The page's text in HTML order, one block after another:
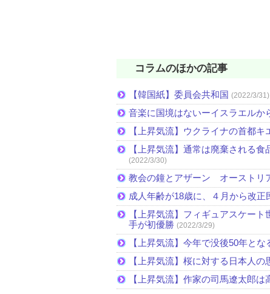
コラムのほかの記事
【韓国紙】委員会共和国 (2022/3/31)
音楽に国境はないーイスラエルか
【上昇気流】ウクライナの首都
【上昇気流】通常は廃棄される
(2022/3/30)
教会の鐘とアザーン オーストリ
成人年齢が18歳に、４月から改正
【上昇気流】フィギュアスケー
手が初優勝 (2022/3/29)
【上昇気流】今年で没後50年と
【上昇気流】桜に対する日本人の
【上昇気流】作家の司馬遼太郎